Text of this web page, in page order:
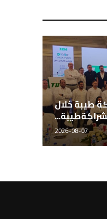
النائب هشام الحصري
النواب نائب رئيس...
2026-08-07
مدير قطاع
للتجارة...
2026-08-07